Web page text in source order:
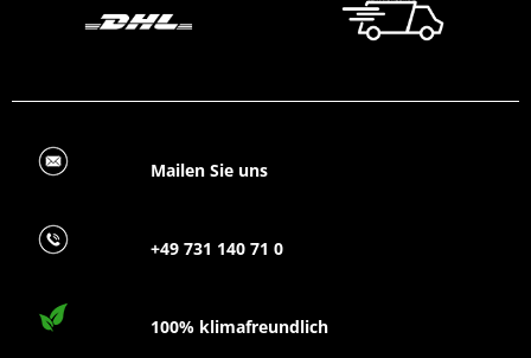
Mailen Sie uns
+49 731 140 71 0
100% klimafreundlich